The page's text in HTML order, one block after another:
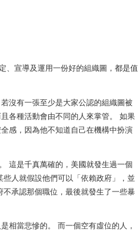
、宣導及運用一份好的組織圖，都是值
沒有一張至少是大家公認的組織圖被
各種活動會由不同的人來掌管。 如果
感，因為他不知道自己在機構中扮演
這是千真萬確的，美國就發生過一個
人就假設他們可以「依賴政府」，並
承認那個職位，最後就發生了一些暴
相當悲慘的。 而一個空有虛位的人，